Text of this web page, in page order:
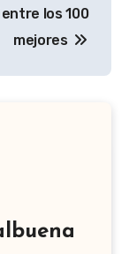
los 100
mejores